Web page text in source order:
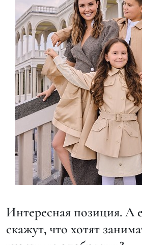
Интересная позиция. А
скажут, что хотят